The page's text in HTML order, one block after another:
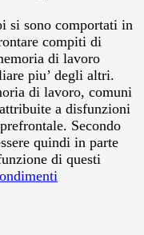
si sono comportati in
compiti di
di lavoro
piu’ degli altri.
di lavoro, comuni
a disfunzioni
Secondo
quindi in parte
di questi